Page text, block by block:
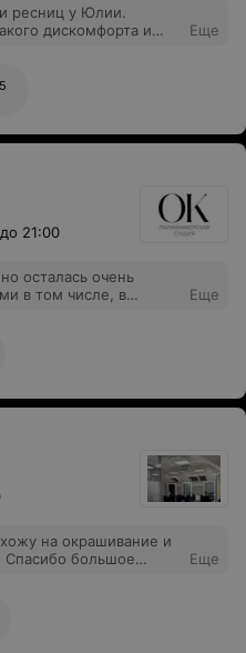
почему мне не
что в
Очень хочется
заведения
ресниц у Юлии.
дискомфорта и
даже более
в носке.
Еще
до 21:00
осталась очень
в том числе, в
своё дело. которому
превзошел все мои
В атмосферу уюта,
Еще
на окрашивание и
Спасибо большое
Еще